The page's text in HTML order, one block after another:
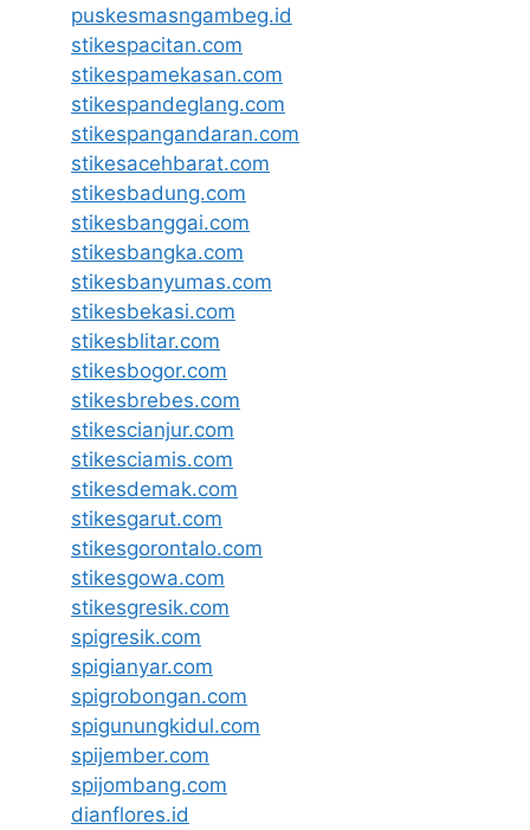
puskesmasngambeg.id
stikespacitan.com
stikespamekasan.com
stikespandeglang.com
stikespangandaran.com
stikesacehbarat.com
stikesbadung.com
stikesbanggai.com
stikesbangka.com
stikesbanyumas.com
stikesbekasi.com
stikesblitar.com
stikesbogor.com
stikesbrebes.com
stikescianjur.com
stikesciamis.com
stikesdemak.com
stikesgarut.com
stikesgorontalo.com
stikesgowa.com
stikesgresik.com
spigresik.com
spigianyar.com
spigrobongan.com
spigunungkidul.com
spijember.com
spijombang.com
dianflores.id